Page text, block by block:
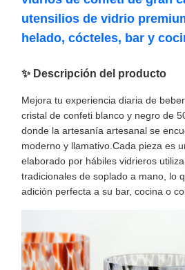
utensilios de vidrio
helado, cócteles, bar y
✨ Descripción del producto
Mejora tu experiencia diaria de
cristal de confeti blanco y negro de
donde la artesanía artesanal se
moderno y llamativo.Cada pieza es
elaborado por hábiles vidrieros
tradicionales de soplado a mano, lo
adición perfecta a su bar, cocina o